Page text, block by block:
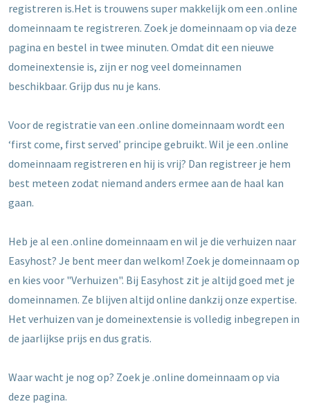
registreren is.Het is trouwens super makkelijk om een .online
domeinnaam te registreren. Zoek je domeinnaam op via deze
pagina en bestel in twee minuten. Omdat dit een nieuwe
domeinextensie is, zijn er nog veel domeinnamen
beschikbaar. Grijp dus nu je kans.
Voor de registratie van een .online domeinnaam wordt een
‘first come, first served’ principe gebruikt. Wil je een .online
domeinnaam registreren en hij is vrij? Dan registreer je hem
best meteen zodat niemand anders ermee aan de haal kan
gaan.
Heb je al een .online domeinnaam en wil je die verhuizen naar
Easyhost? Je bent meer dan welkom! Zoek je domeinnaam op
en kies voor "Verhuizen". Bij Easyhost zit je altijd goed met je
domeinnamen. Ze blijven altijd online dankzij onze expertise.
Het verhuizen van je domeinextensie is volledig inbegrepen in
de jaarlijkse prijs en dus gratis.
Waar wacht je nog op? Zoek je .online domeinnaam op via
deze pagina.